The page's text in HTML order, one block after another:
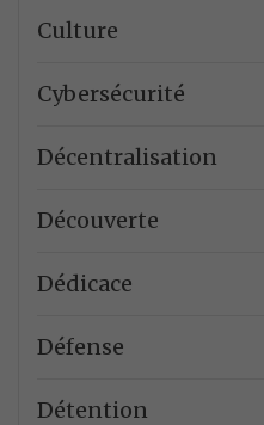
Culture
Cybersécurité
Décentralisation
Découverte
Dédicace
Défense
Détention